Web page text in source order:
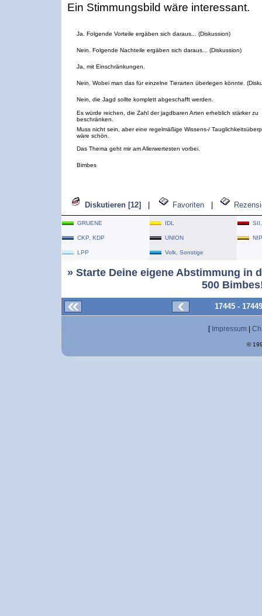
Ein Stimmungsbild wäre interessant.
Ja. Folgende Vorteile ergäben sich daraus... (Diskussion)
Nein. Folgende Nachteile ergäben sich daraus... (Diskussion)
Ja, mit Einschränkungen.
Nein. Wobei man das für einzelne Tierarten überlegen könnte.
Nein, die Jagd sollte komplett abgeschafft werden.
Es würde reichen, die Zahl der jagdbaren Arten erheblich stärker zu
beschränken.
Muss nicht sein, aber eine regelmäßige Wissens-/
wäre schön.
Das Thema geht mir am Allerwertesten vorbei.
Bimbes
Diskutieren [12] Favoriten
GRUENE IDL
CKP, KDP UNION NIP
LPP Volk, Sonstige
» Starte Deine eigene Abstimmung in
500
17445 -
[ Impressum
©